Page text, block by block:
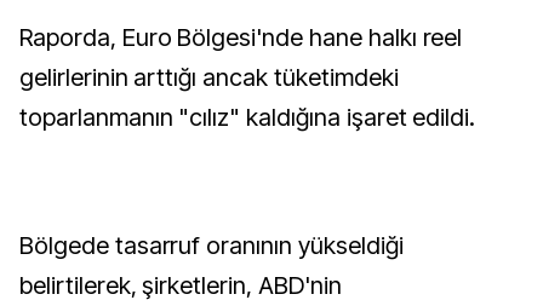
Raporda, Euro Bölgesi'nde hane halkı reel
gelirlerinin arttığı ancak tüketimdeki
toparlanmanın "cılız" kaldığına işaret edildi.
Bölgede tasarruf oranının yükseldiği
belirtilerek, şirketlerin, ABD'nin